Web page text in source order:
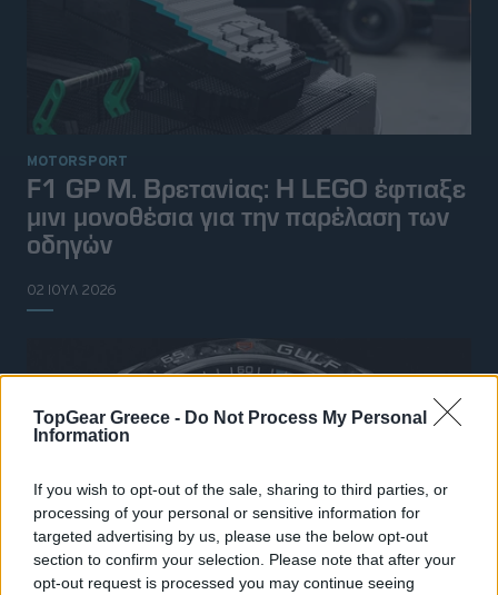
TopGear Greece - Do Not Process My Personal
Information
If you wish to opt-out of the sale, sharing to third parties, or
processing of your personal or sensitive information for
targeted advertising by us, please use the below opt-out
section to confirm your selection. Please note that after your
opt-out request is processed you may continue seeing
MOTORSPORT
F1 GP Μ. Βρετανίας: Η LEGO έφτιαξε
μινι μονοθέσια για την παρέλαση των
οδηγών
02 ΙΟΥΛ 2026